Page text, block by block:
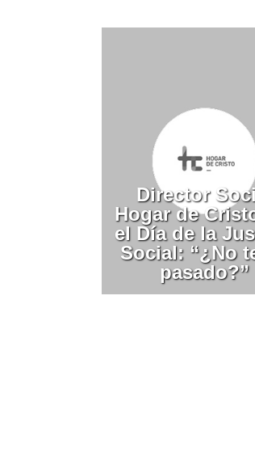
Director
Hogar de
el Día de la
Social: “¿No
pasado?”